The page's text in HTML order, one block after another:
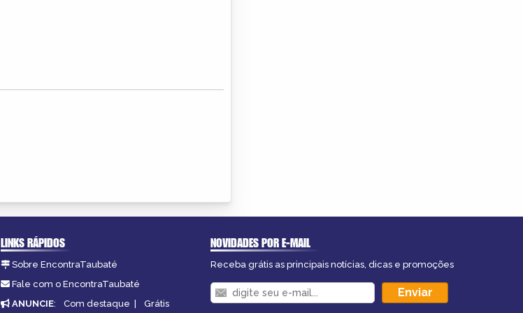
LINKS RÁPIDOS
Sobre EncontraTaubaté
Fale com o EncontraTaubaté
ANUNCIE: Com destaque | Grátis
NOVIDADES POR E-MAIL
Receba grátis as principais notícias, dicas e promoções